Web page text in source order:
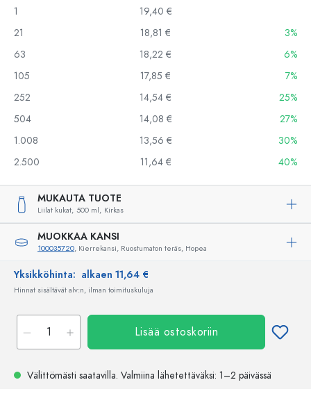
1
19,40 €
21
18,81 €
3%
63
18,22 €
6%
105
17,85 €
7%
252
14,54 €
25%
504
14,08 €
27%
1.008
13,56 €
30%
2.500
11,64 € 40%
MUKAUTA TUOTE
Liilat kukat, 500 ml, Kirkas
MUOKKAA KANSI
100035720, Kierrekansi, Ruostumaton teräs, Hopea
Yksikköhinta: alkaen 11,64 €
Hinnat sisältävät alv:n, ilman toimituskuluja
Lisää ostoskoriin
Välittömästi saatavilla. Valmiina lähetettäväksi: 1–2 päivässä